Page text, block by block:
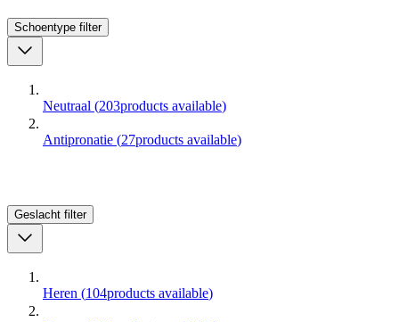
Schoentype filter
Neutraal (203products available)
Antipronatie (27products available)
Geslacht filter
Heren (104products available)